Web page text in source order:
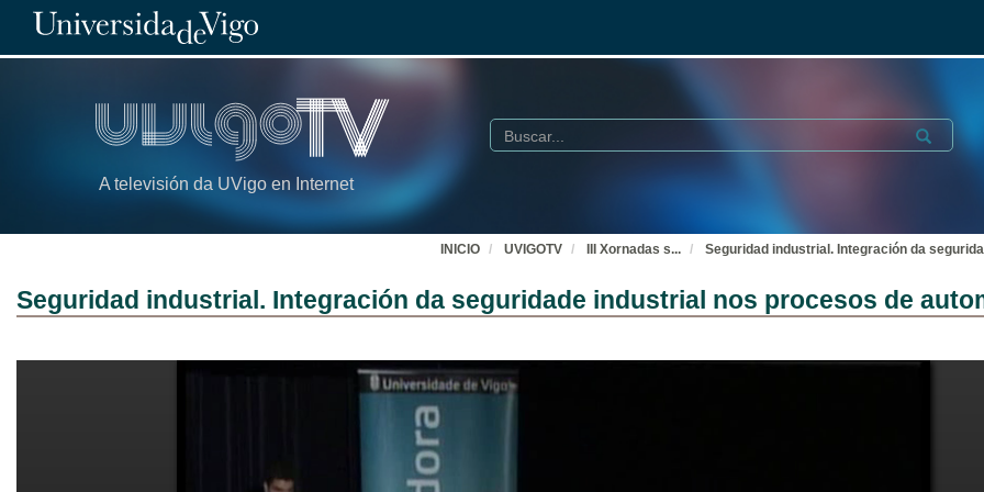
A televisión da UVigo en Internet
Buscar Submit
INICIO UVIGOTV III Xornadas s... Seguridad industrial. Integración da
Seguridad industrial. Integración da seguridade industrial nos procesos de